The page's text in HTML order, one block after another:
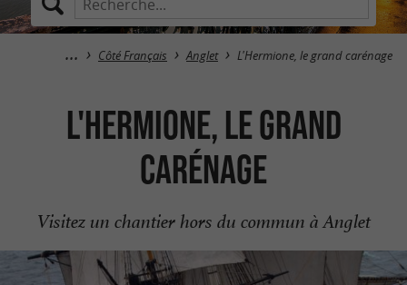
Côté Français Anglet L'Hermione, le grand carénage
L'Hermione, le grand
carénage
Visitez un chantier hors du commun à Anglet